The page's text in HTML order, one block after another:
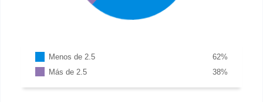
Menos de 2.5 %
62
Más de 2.5
%
38